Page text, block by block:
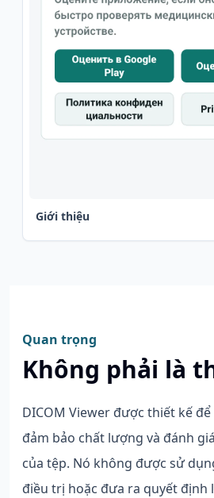
Giới thiệu
Quan trọng
Không phải là
DICOM Viewer được thiết kế
đảm bảo chất lượng và đánh
của tệp. Nó không được sử
điều trị hoặc đưa ra quyết định